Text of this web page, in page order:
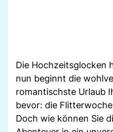
Die Hochzeitsglocken
nun beginnt die
romantischste Urlaub
bevor: die
Doch wie können Sie